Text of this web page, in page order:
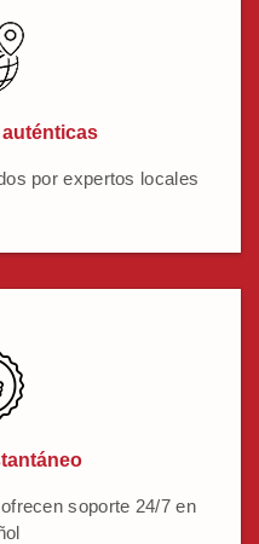
por expertos locales
soporte 24/7 en